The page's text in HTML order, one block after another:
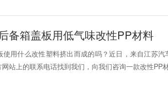
备箱盖板用低气味改性PP材料
使用什么改性塑料挤出而成的吗？近日，来自江苏
站上的联系电话找到我们，向我们咨询一款改性PP